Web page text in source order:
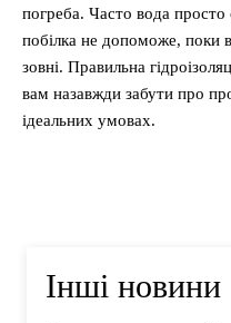
погреба. Часто вода
побілка не допоможе, поки
зовні. Правильна
вам назавжди забути про
ідеальних умовах.
Інші новини